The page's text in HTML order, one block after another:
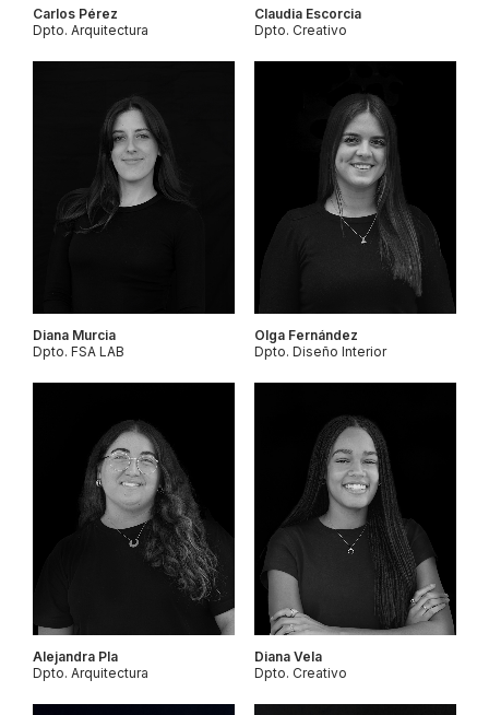
Carlos Pérez
Dpto. Arquitectura
Claudia Escorcia
Dpto. Creativo
Diana Murcia
Dpto. FSA LAB
Olga Fernández
Dpto. Diseño Interior
Alejandra Pla
Dpto. Arquitectura
Diana Vela
Dpto. Creativo